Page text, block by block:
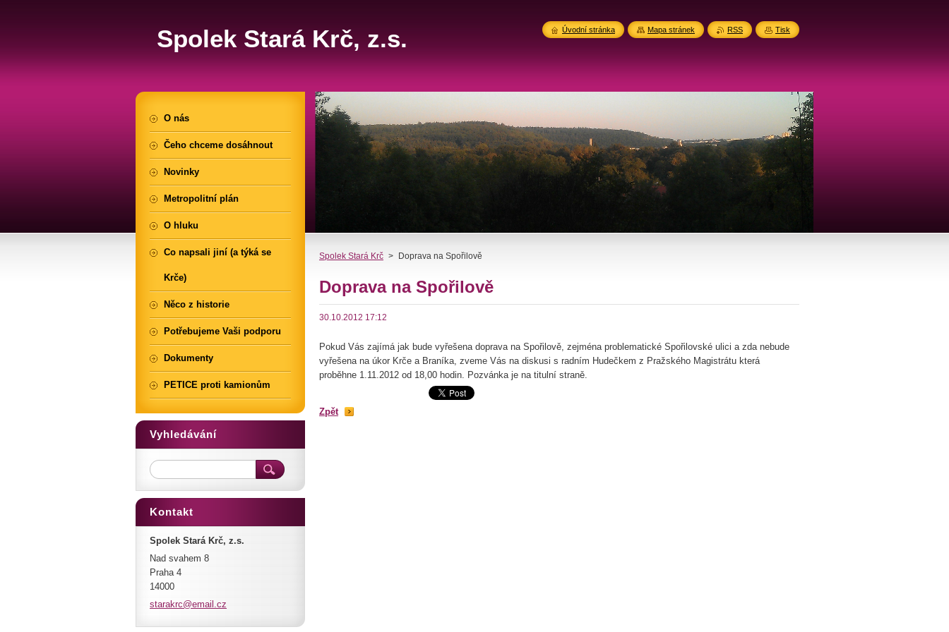
Spolek Stará Krč, z.s.
Spolek Stará Krč > Doprava na Spořilově
Doprava na Spořilově
30.10.2012 17:12
Pokud Vás zajímá jak bude vyřešena doprava na Spořilově, zejména problematické Spořilovské ulici a zda nebude
vyřešena na úkor Krče a Braníka, zveme Vás na diskusi s radním Hudečkem z Pražského Magistrátu která
proběhne 1.11.2012 od 18,00 hodin. Pozvánka je na titulní straně.
Zpět
O nás
Čeho chceme dosáhnout
Novinky
Metropolitní plán
O hluku
Co napsali jiní (a týká se
Krče)
Něco z historie
Potřebujeme Vaši podporu
Dokumenty
PETICE proti kamionům
Vyhledávání
Kontakt
Spolek Stará Krč, z.s.
Nad svahem 8
Praha 4
14000
starakrc@email.cz
Úvodní stránka Mapa stránek RSS Tisk